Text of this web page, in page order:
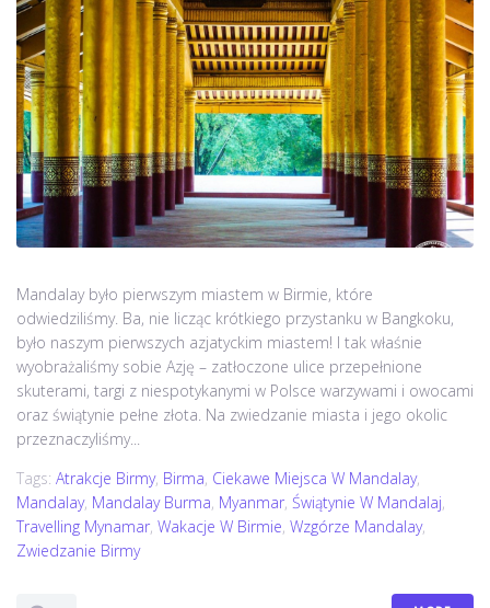
Mandalay było pierwszym miastem w Birmie, które
odwiedziliśmy. Ba, nie licząc krótkiego przystanku w Bangkoku,
było naszym pierwszych azjatyckim miastem! I tak właśnie
wyobrażaliśmy sobie Azję – zatłoczone ulice przepełnione
skuterami, targi z niespotykanymi w Polsce warzywami i owocami
oraz świątynie pełne złota. Na zwiedzanie miasta i jego okolic
przeznaczyliśmy...
Tags: Atrakcje Birmy, Birma, Ciekawe Miejsca W Mandalay,
Mandalay, Mandalay Burma, Myanmar, Świątynie W Mandalaj,
Travelling Mynamar, Wakacje W Birmie, Wzgórze Mandalay,
Zwiedzanie Birmy